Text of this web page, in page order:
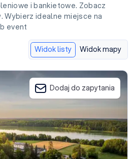
i bankietowe. Zobacz
Wybierz idealne miejsce na
event
Widok listy Widok mapy
Dodaj do zapytania